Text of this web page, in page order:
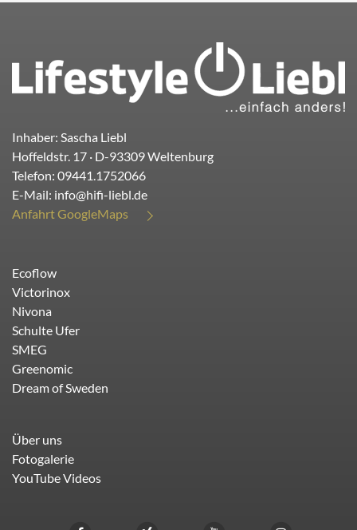
Inhaber: Sascha Liebl
Hoffeldstr. 17 · D-93309Weltenburg
Telefon: 09441.1752066
E-Mail: info@hifi-liebl.de
Anfahrt GoogleMaps
Ecoflow
Victorinox
Nivona
Schulte Ufer
SMEG
Greenomic
Dream of Sweden
Über uns
Fotogalerie
YouTube Videos